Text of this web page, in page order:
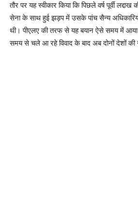
तौर पर यह स्वीकार किया कि पिछले वर्ष पूर्वी
सेना के साथ हुई झड़प में उसके पांच सैन्य
थी। पीएलए की तरफ से यह बयान ऐसे समय में
समय से चले आ रहे विवाद के बाद अब दोनों देशों की